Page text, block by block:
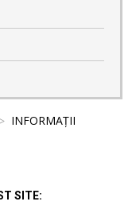
INFORMAȚII
SITE: